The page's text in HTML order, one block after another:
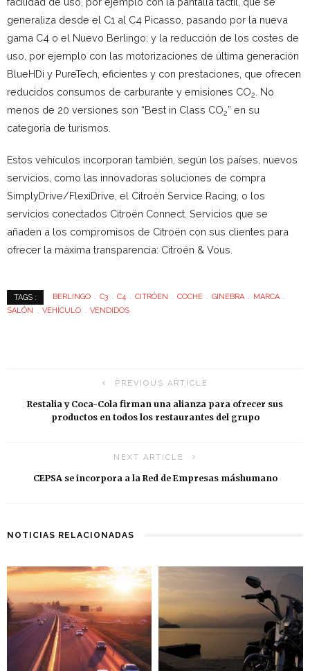
generaliza desde el C1 al C4 Picasso, pasando por la nueva
gama C4 o el Nuevo Berlingo; y la reducción de los costes de
uso, por ejemplo con las motorizaciones de última generación
BlueHDi y PureTech, eficientes y con prestaciones, que ofrecen
reducidos consumos de carburante y emisiones CO2
. No
menos de 20 versiones son “Best in Class CO2” en su
categoría de turismos.
Estos vehículos incorporan también, según los países, nuevos
servicios, como las innovadoras soluciones de compra
SimplyDrive/FlexiDrive, el Citroën Service Racing, o los
servicios conectados Citroën Connect. Servicios que se
añaden a los compromisos de Citroën con sus clientes para
ofrecer la máxima transparencia: Citroën & Vous.
TAGS : BERLINGO C3 C4 CITRÓEN COCHE GINEBRA
MARCA
SALÓN
VEHÍCULO VENDIDOS
PREVIOUS ARTICLE
Restalia y Coca-Cola firman una alianza para ofrecer sus
productos en todos los restaurantes del grupo
NEXT ARTICLE
CEPSA se incorpora a la Red de Empresas máshumano
NOTICIAS RELACIONADAS